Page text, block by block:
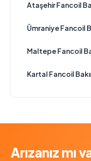
Ataşehir Fancoil
Ümraniye Fancoil
Maltepe Fancoil
Kartal Fancoil
Arızanız mı